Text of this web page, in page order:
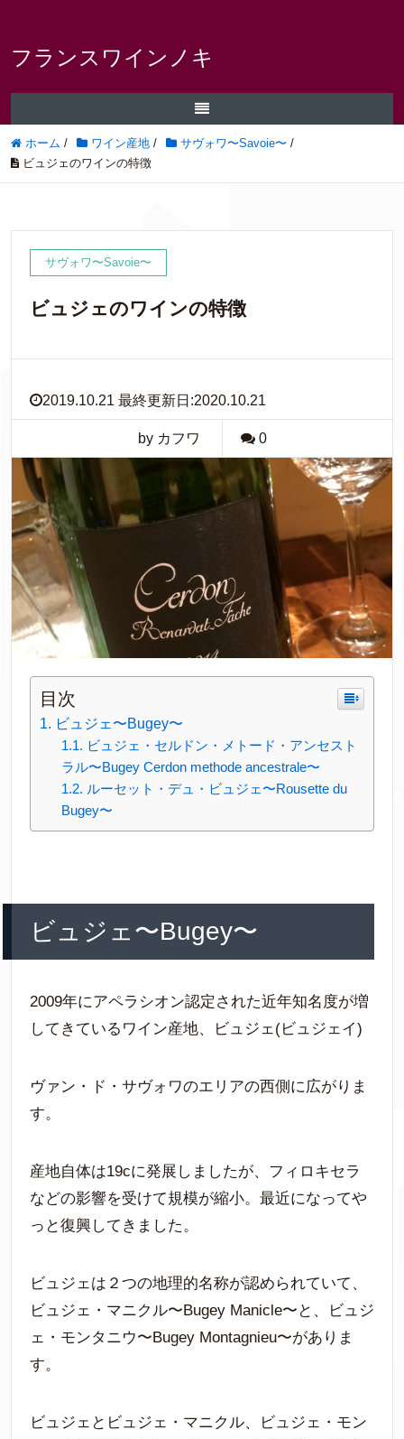
フランスワインノキ
ホーム / ワイン産地 / サヴォワ〜Savoie〜 /
ビュジェのワインの特徴
サヴォワ〜Savoie〜
ビュジェのワインの特徴
2019.10.21 最終更新日:2020.10.21
by カフワ 0
目次
ビュジェ〜Bugey〜
ビュジェ・セルドン・メトード・アンセスト
ラル〜Bugey Cerdon methode ancestrale〜
ルーセット・デュ・ビュジェ〜Rousette du
Bugey〜
ビュジェ〜Bugey〜
2009年にアペラシオン認定された近年知名度が増
してきているワイン産地、ビュジェ(ビュジェイ)
ヴァン・ド・サヴォワのエリアの西側に広がりま
す。
産地自体は19cに発展しましたが、フィロキセラ
などの影響を受けて規模が縮小。最近になってや
っと復興してきました。
ビュジェは２つの地理的名称が認められていて、
ビュジェ・マニクル〜Bugey Manicle〜と、ビュジ
ェ・モンタニウ〜Bugey Montagnieu〜がありま
す。
ビュジェとビュジェ・マニクル、ビュジェ・モン